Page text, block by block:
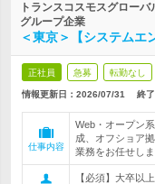
トランスコスモスグロー
グループ企業
＜東京＞【システムエ
正社員 急募 転勤なし
情報更新日：2026/07/31 終
仕事内容
Web・オープン
成、オフショア
業務をお任せしま
【必須】大卒以